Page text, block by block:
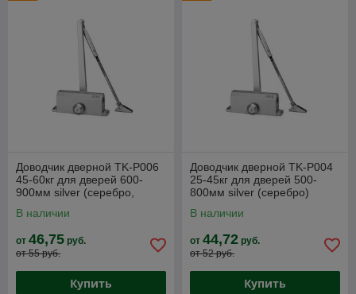
Доводчик дверной TK-P006
45-60кг для дверей 600-
900мм silver (серебро,
В наличии
от 46,75 руб.
от 55 руб.
Купить
Доводчик дверной TK-P004
25-45кг для дверей 500-
800мм silver (серебро)
В наличии
от 44,72 руб.
от 52 руб.
Купить